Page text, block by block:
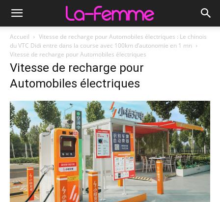
Accueil
Vitesse de recharge pour Automobiles électriques : Le chinois
du VTC Didi entre dans la course avec 100km d’autonomie en 1 mn
Vitesse de recharge pour Automobiles électriques
Vitesse de recharge pour
Automobiles électriques